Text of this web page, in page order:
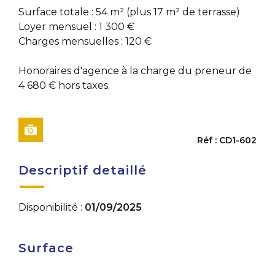
Surface totale : 54 m² (plus 17 m² de terrasse)
Loyer mensuel : 1 300 €
Charges mensuelles : 120 €
Honoraires d'agence à la charge du preneur de
4 680 € hors taxes.
Réf : CD1-602
Descriptif detaillé
Disponibilité : 01/09/2025
Surface